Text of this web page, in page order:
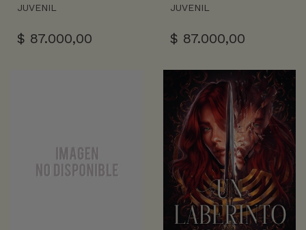
JUVENIL
$ 87.000,00
JUVENIL
$ 87.000,00